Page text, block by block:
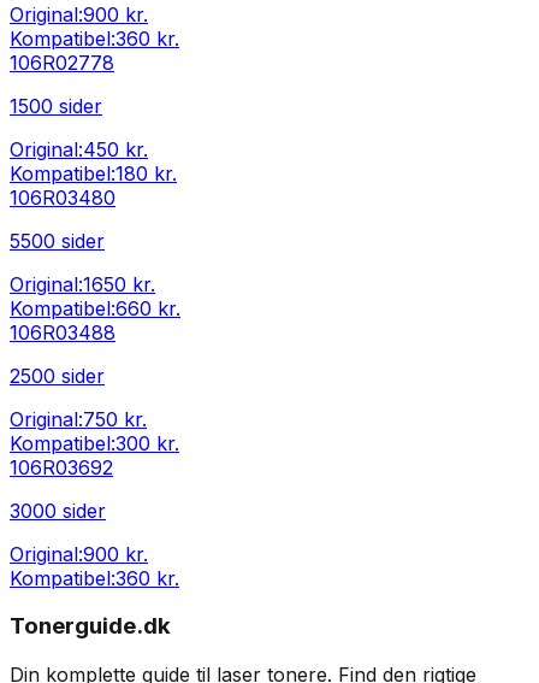
Original:900 kr.
Kompatibel:360 kr.
106R02778
1500 sider
Original:450 kr.
Kompatibel:180 kr.
106R03480
5500 sider
Original:1650 kr.
Kompatibel:660 kr.
106R03488
2500 sider
Original:750 kr.
Kompatibel:300 kr.
106R03692
3000 sider
Original:900 kr.
Kompatibel:360 kr.
Tonerguide.dk
Din komplette guide til laser tonere. Find den rigtige